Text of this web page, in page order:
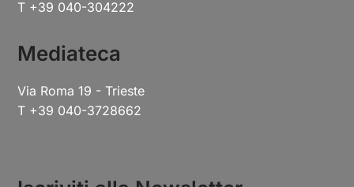
T +39 040-304222
Mediateca
Via Roma 19 - Trieste
T +39 040-3728662